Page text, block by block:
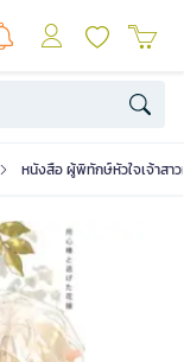
หนังสือ ผู้พิทักษ์หัวใจเจ้าสา